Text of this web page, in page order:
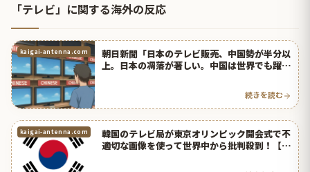
「テレビ」に関する海外の反応
kaigai-antenna.com
朝日新聞「日本のテレビ販売、中国勢が半分以
上。日本の凋落が著しい。中国は世界でも躍
続きを読む
kaigai-antenna.com
韓国のテレビ局が東京オリンピック開会式で不
適切な画像を使って世界中から批判殺到！【タ